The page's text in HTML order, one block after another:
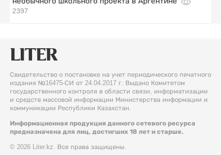
2397
Свидетельство о постановке на учет периодического печатного
издания №16475-СИ от 24.04.2017 г. Выдано Комитетом
государственного контроля в области связи, информатизации
и средств массовой информации Министерства информации и
коммуникации Республики Казахстан.
Информационная продукция данного сетевого ресурса
предназначена для лиц, достигших 18 лет и старше.
© 2026 Liter.kz. Все права защищены.